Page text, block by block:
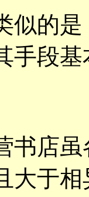
的是
手段
店虽
大于